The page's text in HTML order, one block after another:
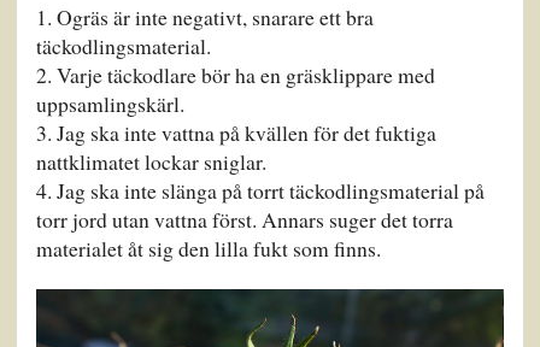
Ogräs är inte negativt, snarare ett bra
täckodlingsmaterial.
Varje täckodlare bör ha en gräsklippare med
uppsamlingskärl.
Jag ska inte vattna på kvällen för det fuktiga
nattklimatet lockar sniglar.
Jag ska inte slänga på torrt täckodlingsmaterial på
torr jord utan vattna först. Annars suger det torra
materialet åt sig den lilla fukt som finns.